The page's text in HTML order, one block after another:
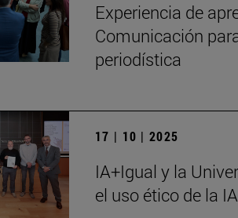
Experiencia de
Comunicación
periodística
17 | 10 | 2025
IA+Igual y la
el uso ético de la